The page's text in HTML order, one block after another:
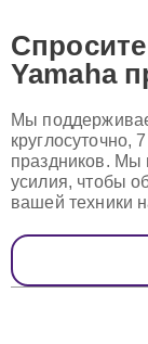
Yamaha
Мы
круглосуточно,
праздников. Мы
усилия, чтобы
вашей техники